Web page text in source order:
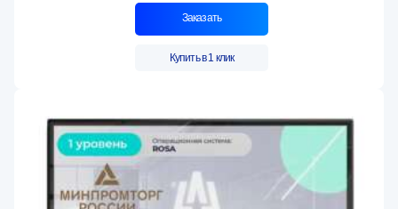
Заказать
Купить в 1 клик